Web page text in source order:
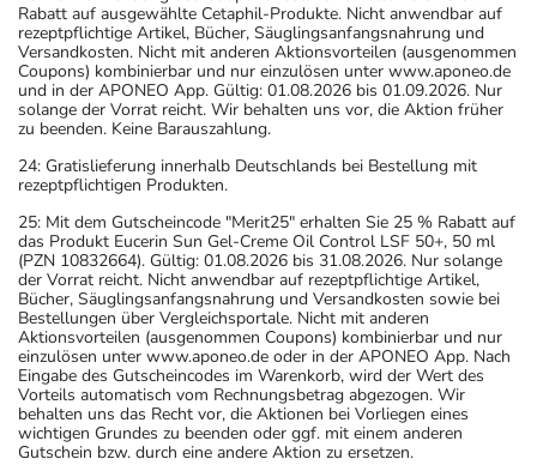
Rabatt auf ausgewählte Cetaphil-Produkte. Nicht anwendbar auf
rezeptpflichtige Artikel, Bücher, Säuglingsanfangsnahrung und
Versandkosten. Nicht mit anderen Aktionsvorteilen (ausgenommen
Coupons) kombinierbar und nur einzulösen unter www.aponeo.de
und in der APONEO App. Gültig: 01.08.2026 bis 01.09.2026. Nur
solange der Vorrat reicht. Wir behalten uns vor, die Aktion früher
zu beenden. Keine Barauszahlung.
24: Gratislieferung innerhalb Deutschlands bei Bestellung mit
rezeptpflichtigen Produkten.
25: Mit dem Gutscheincode "Merit25" erhalten Sie 25 % Rabatt auf
das Produkt Eucerin Sun Gel-Creme Oil Control LSF 50+, 50 ml
(PZN 10832664). Gültig: 01.08.2026 bis 31.08.2026. Nur solange
der Vorrat reicht. Nicht anwendbar auf rezeptpflichtige Artikel,
Bücher, Säuglingsanfangsnahrung und Versandkosten sowie bei
Bestellungen über Vergleichsportale. Nicht mit anderen
Aktionsvorteilen (ausgenommen Coupons) kombinierbar und nur
einzulösen unter www.aponeo.de oder in der APONEO App. Nach
Eingabe des Gutscheincodes im Warenkorb, wird der Wert des
Vorteils automatisch vom Rechnungsbetrag abgezogen. Wir
behalten uns das Recht vor, die Aktionen bei Vorliegen eines
wichtigen Grundes zu beenden oder ggf. mit einem anderen
Gutschein bzw. durch eine andere Aktion zu ersetzen.